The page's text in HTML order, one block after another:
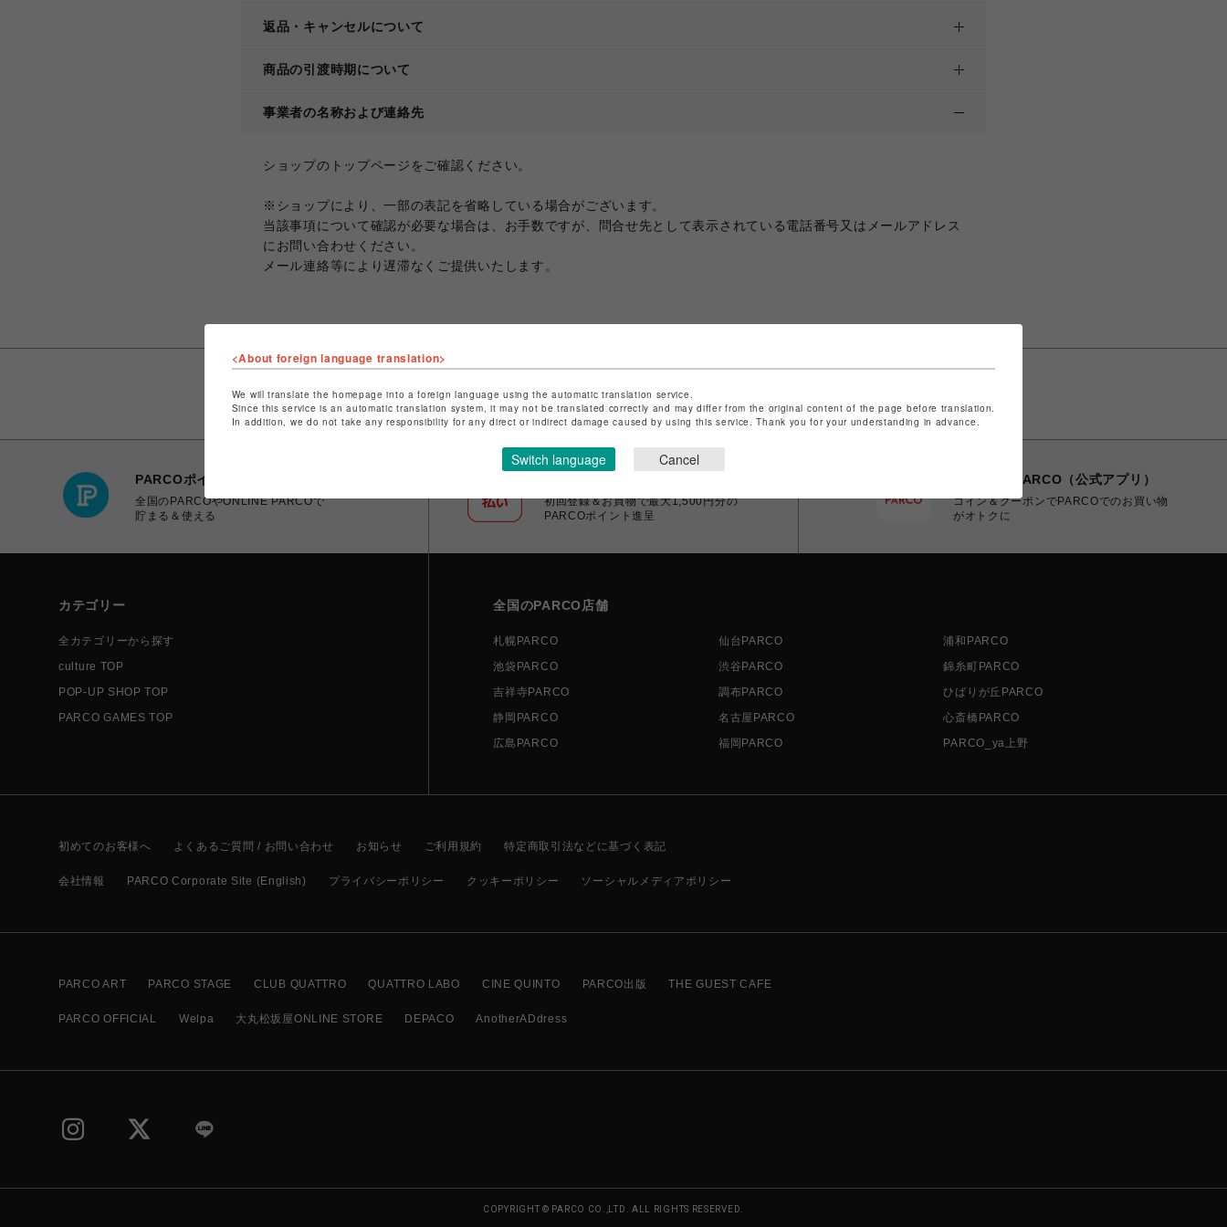
返品・キャンセルについて
商品の引渡時期について
事業者の名称および連絡先
ショップのトップページをご確認ください。
※ショップにより、一部の表記を省略している場合がございます。
当該事項について確認が必要な場合は、お手数ですが、問合せ先として表示されている電話番号又はメールアドレス
にお問い合わせください。
メール連絡等により遅滞なくご提供いたします。
PARCOポイント
全国のPARCOやONLINE PARCOで
貯まる＆使える
初回登録＆お買物で最大1,500円分の
PARCOポイント進呈
POCKET PARCO（公式アプリ）
コイン＆クーポンでPARCOでのお買い物
がオトクに
カテゴリー
全カテゴリーから探す
culture TOP
POP-UP SHOP TOP
PARCO GAMES TOP
全国のPARCO店舗
札幌PARCO 仙台PARCO
浦和PARCO
池袋PARCO
渋谷PARCO
錦糸町PARCO
吉祥寺PARCO
調布PARCO
ひばりが丘PARCO
静岡PARCO
名古屋PARCO
心斎橋PARCO
広島PARCO
福岡PARCO PARCO_ya上野
初めてのお客様へ よくあるご質問 / お問い合わせ お知らせ ご利用規約 特定商取引法などに基づく表記
会社情報 PARCO Corporate Site (English) プライバシーポリシー クッキーポリシー ソーシャルメディアポリシー
PARCO ART PARCO STAGE CLUB QUATTRO QUATTRO LABO CINE QUINTO PARCO出版 THE GUEST CAFE
PARCO OFFICIAL Welpa 大丸松坂屋ONLINE STORE DEPACO AnotherADdress
COPYRIGHT © PARCO CO.,LTD. ALL RIGHTS RESERVED.
<About foreign language translation>
We will translate the homepage into a foreign language using the automatic translation service.
Since this service is an automatic translation system, it may not be translated correctly and may differ from the original content of the page before translation.
In addition, we do not take any responsibility for any direct or indirect damage caused by using this service. Thank you for your understanding in advance.
Switch language Cancel